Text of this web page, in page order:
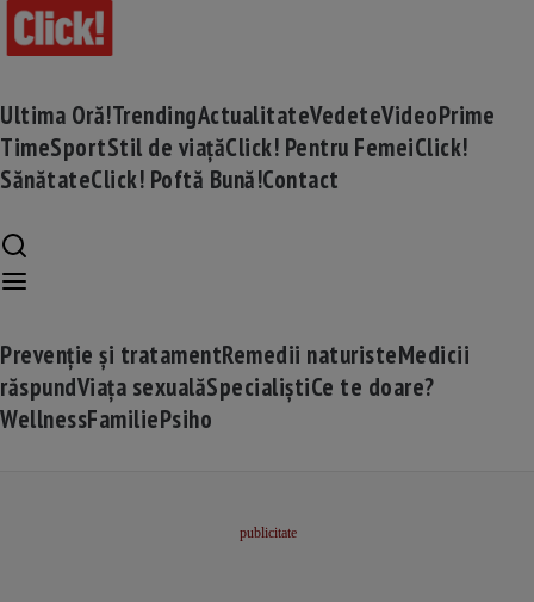
Ultima Oră!TrendingActualitateVedeteVideoPrime
TimeSportStil de viațăClick! Pentru FemeiClick!
SănătateClick! Poftă Bună!Contact
Prevenție și tratamentRemedii naturisteMedicii
răspundViața sexualăSpecialiștiCe te doare?
WellnessFamiliePsiho